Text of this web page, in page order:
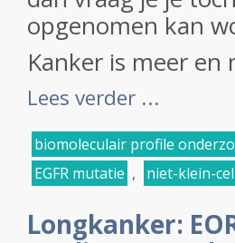
opgenomen kan
Kanker is meer en
Lees verder ...
biomoleculair profile
EGFR mutatie , niet-klein-
Longkanker: